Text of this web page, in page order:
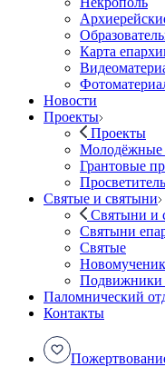
Карта
Новости
Проекты
Проекты
Молодёжные
Грантовые
Святые и святыни
Святыни и
Святыни
Святые
Подвижники
Паломнический
Контакты